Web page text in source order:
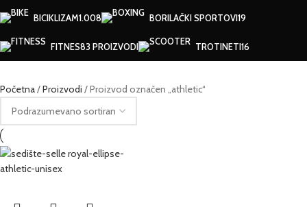
BICIKLIZAM1.008 BORILAČKI SPORTOVI19
FITNES83 PROIZVODI TROTINETI16
Početna Proizvodi Proizvod označen „athletic“